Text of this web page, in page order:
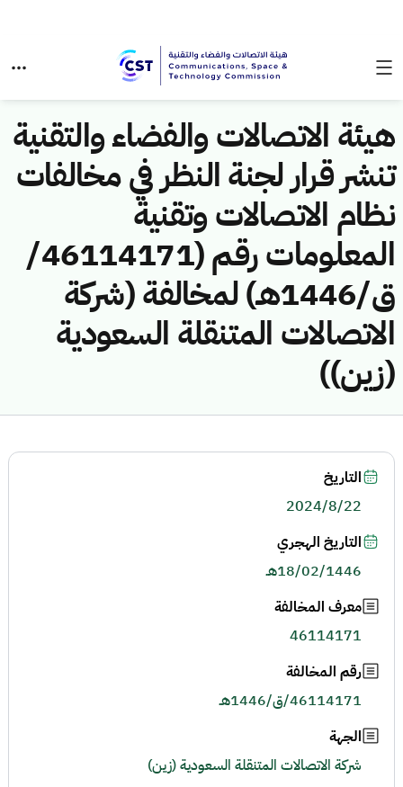
هيئة الاتصالات والفضاء والتقنية
تنشر قرار لجنة النظر في مخالفات
نظام الاتصالات وتقنية
المعلومات رقم (46114171/
ق/1446هـ) لمخالفة (شركة
الاتصالات المتنقلة السعودية
(زين))
التاريخ
2024/8/22
التاريخ الهجري
18/02/1446هـ
معرف المخالفة
46114171
رقم المخالفة
46114171/ق/1446هـ
الجهة
شركة الاتصالات المتنقلة السعودية (زين)